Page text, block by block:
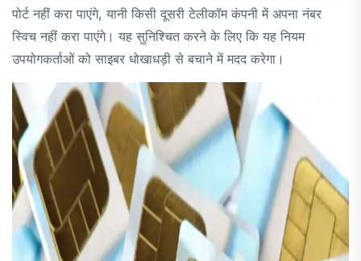
पोर्ट नहीं करा पाएंगे, यानी किसी दूसरी टेलीकॉम कंपनी में अपना नंबर
स्विच नहीं करा पाएंगे। यह सुनिश्चित करने के लिए कि यह नियम
उपयोगकर्ताओं को साइबर धोखाधड़ी से बचाने में मदद करेगा।